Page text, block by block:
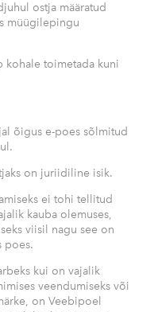
ostja määratud
müügilepingu
kohale toimetada kuni
õigus e-poes sõlmitud
on juriidiline isik.
ei tohi tellitud
kauba olemuses,
viisil nagu see on
poes.
kui on vajalik
veendumiseks või
on Veebipoel